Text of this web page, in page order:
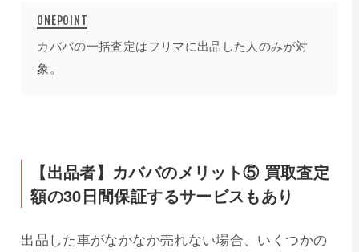
カババの一括査定はフリマに出品した人のみが対
象。
【出品者】カババのメリット⑤ 買取査定
額の30日間保証するサービスもあり
出品した車がなかなか売れない場合、いくつかの